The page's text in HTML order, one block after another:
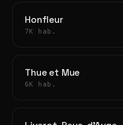
Honfleur
7K hab.
Thue et Mue
6K hab.